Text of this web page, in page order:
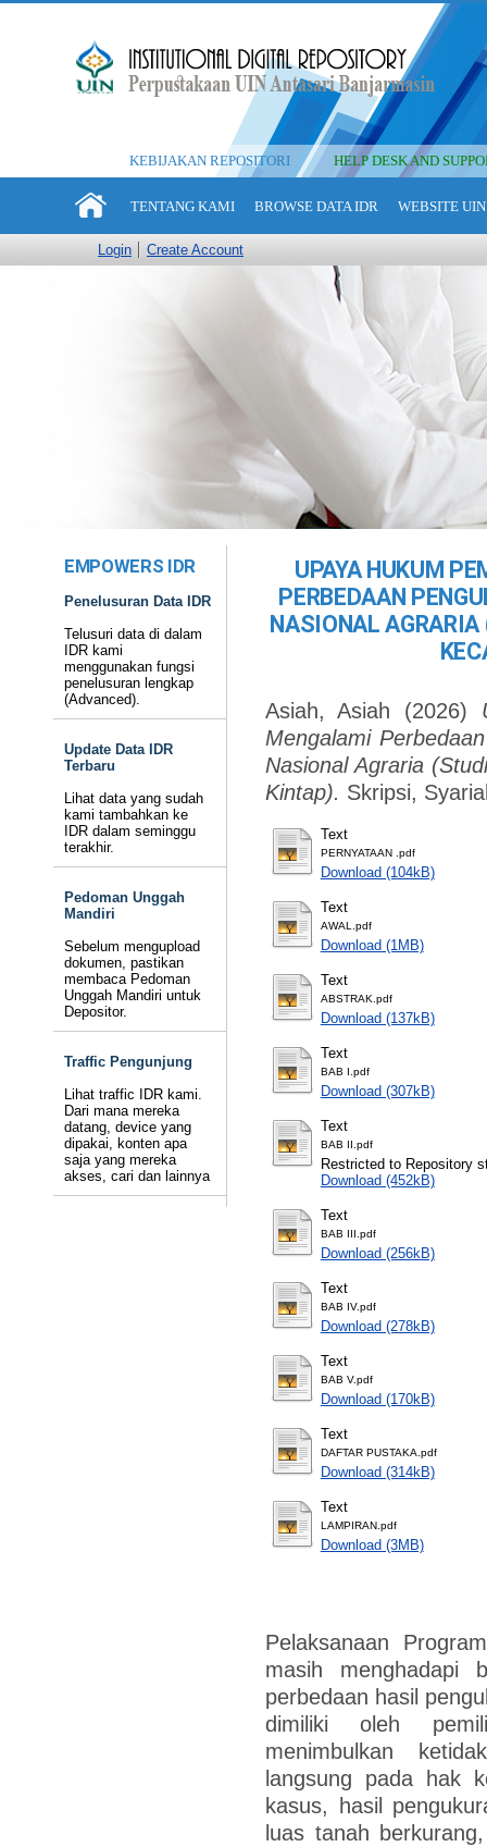
KEBIJAKAN REPOSITORI HELP DESK AND
TENTANG KAMI BROWSE DATA IDR WEBSITE
Login Create Account
EMPOWERS IDR
Penelusuran Data IDR
Telusuri data di dalam
IDR kami
menggunakan fungsi
penelusuran lengkap
(Advanced).
Update Data IDR
Terbaru
Lihat data yang sudah
kami tambahkan ke
IDR dalam seminggu
terakhir.
Pedoman Unggah
Mandiri
Sebelum mengupload
dokumen, pastikan
membaca Pedoman
Unggah Mandiri untuk
Depositor.
Traffic Pengunjung
Lihat traffic IDR kami.
Dari mana mereka
datang, device yang
dipakai, konten apa
saja yang mereka
akses, cari dan lainnya
UPAYA HUKUM
PERBEDAAN
NASIONAL
Asiah, Asiah (2026)
Mengalami
Nasional Agraria
Kintap). Skripsi,
Text
PERNYATAAN .pdf
Download (104kB)
Text
AWAL.pdf
Download (1MB)
Text
ABSTRAK.pdf
Download (137kB)
Text
BAB I.pdf
Download (307kB)
Text
BAB II.pdf
Restricted to Repository
Download (452kB)
Text
BAB III.pdf
Download (256kB)
Text
BAB IV.pdf
Download (278kB)
Text
BAB V.pdf
Download (170kB)
Text
DAFTAR PUSTAKA.pdf
Download (314kB)
Text
LAMPIRAN.pdf
Download (3MB)
Pelaksanaan
masih menghadapi
perbedaan hasil
dimiliki oleh
menimbulkan
langsung pada hak
kasus, hasil
luas tanah